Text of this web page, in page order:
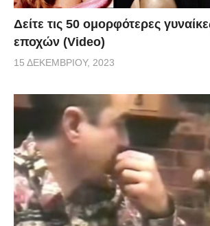
Δείτε τις 50 ομορφότερες
εποχών (Video)
15 ΔΕΚΕΜΒΡΊΟΥ, 2023